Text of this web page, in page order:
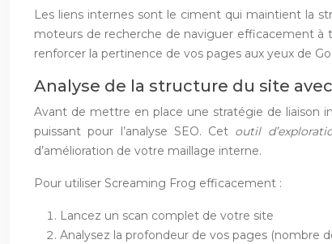
Les liens internes sont le ciment qui maintient la
moteurs de recherche de naviguer efficacement à
renforcer la pertinence de vos pages aux yeux de
Analyse de la structure du site
Avant de mettre en place une stratégie de liaison
puissant pour l’analyse SEO. Cet outil
d’amélioration de votre maillage interne.
Pour utiliser Screaming Frog efficacement :
Lancez un scan complet de votre site
Analysez la profondeur de vos pages (nombre